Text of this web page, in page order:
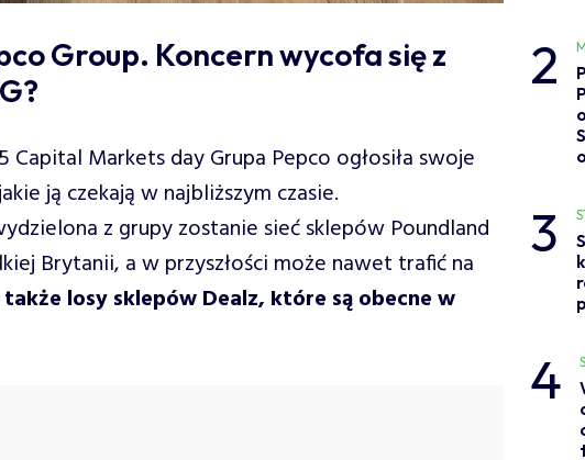
Group. Koncern wycofa się z
Capital Markets day Grupa Pepco ogłosiła swoje
ją czekają w najbliższym czasie.
z grupy zostanie sieć sklepów Poundland
Brytanii, a w przyszłości może nawet trafić na
także losy sklepów Dealz, które są obecne w
2
3
4